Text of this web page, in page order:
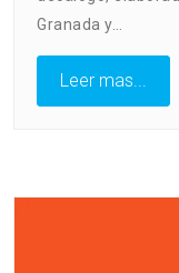
Granada y…
Leer mas...